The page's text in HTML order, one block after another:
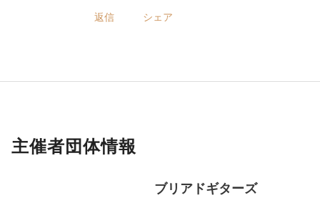
返信 シェア
主催者団体情報
ブリアドギターズ